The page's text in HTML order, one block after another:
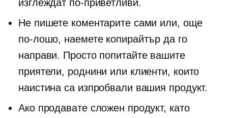
изглеждат по-приветливи.
Не пишете коментарите сами или, още
по-лошо, наемете копирайтър да го
направи. Просто попитайте вашите
приятели, роднини или клиенти, които
наистина са изпробвали вашия продукт.
Ако продавате сложен продукт, като